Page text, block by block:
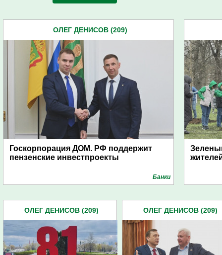
ОЛЕГ ДЕНИСОВ (209)
Госкорпорация ДОМ. РФ поддержит
пензенские инвестпроекты
Банки
ОЛЕГ ДЕНИСОВ (209) ОЛЕГ ДЕНИСОВ (209)